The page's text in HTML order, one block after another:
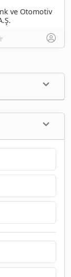
ve Otomotiv